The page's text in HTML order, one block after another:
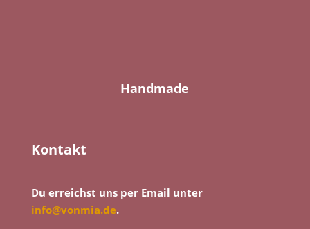
Handmade
Kontakt
Du erreichst uns per Email unter
info@vonmia.de.